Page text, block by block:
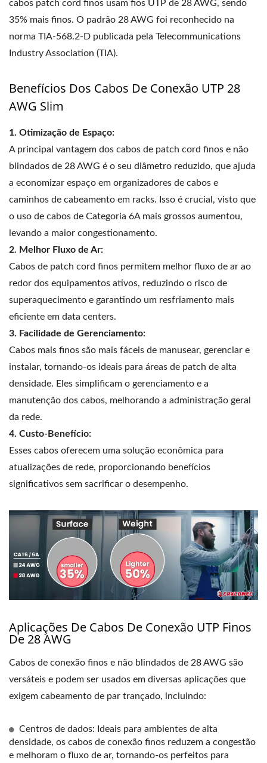
cabos patch cord finos usam fios UTP de 28 AWG, sendo
35% mais finos. O padrão 28 AWG foi reconhecido na
norma TIA-568.2-D publicada pela Telecommunications
Industry Association (TIA).
Benefícios Dos Cabos De Conexão UTP 28
AWG Slim
1. Otimização de Espaço:
A principal vantagem dos cabos de patch cord finos e não
blindados de 28 AWG é o seu diâmetro reduzido, que ajuda
a economizar espaço em organizadores de cabos e
caminhos de cabeamento em racks. Isso é crucial, visto que
o uso de cabos de Categoria 6A mais grossos aumentou,
levando a maior congestionamento.
2. Melhor Fluxo de Ar:
Cabos de patch cord finos permitem melhor fluxo de ar ao
redor dos equipamentos ativos, reduzindo o risco de
superaquecimento e garantindo um resfriamento mais
eficiente em data centers.
3. Facilidade de Gerenciamento:
Cabos mais finos são mais fáceis de manusear, gerenciar e
instalar, tornando-os ideais para áreas de patch de alta
densidade. Eles simplificam o gerenciamento e a
manutenção dos cabos, melhorando a administração geral
da rede.
4. Custo-Benefício:
Esses cabos oferecem uma solução econômica para
atualizações de rede, proporcionando benefícios
significativos sem sacrificar o desempenho.
Aplicações De Cabos De Conexão UTP Finos
De 28 AWG
Cabos de conexão finos e não blindados de 28 AWG são
versáteis e podem ser usados ​​em diversas aplicações que
exigem cabeamento de par trançado, incluindo:
Centros de dados: Ideais para ambientes de alta
densidade, os cabos de conexão finos reduzem a congestão
e melhoram o fluxo de ar, tornando-os perfeitos para